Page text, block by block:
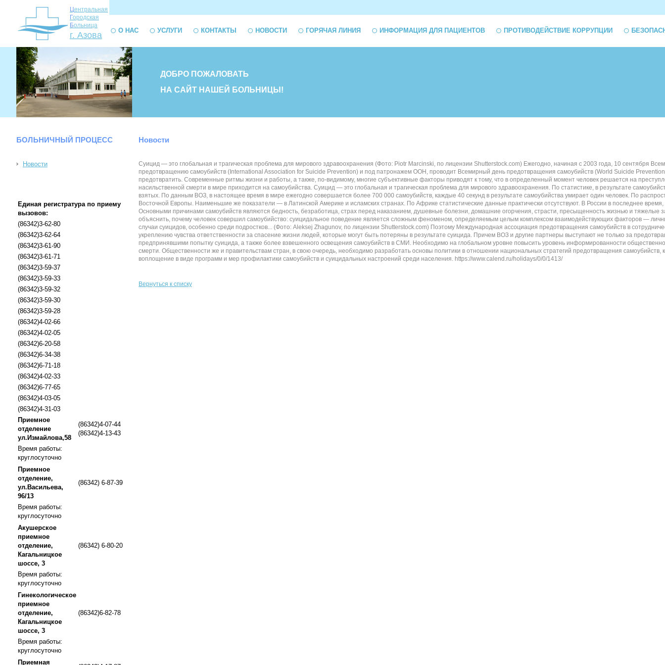
Центральная
Городская
Больница
г. Азова О НАС УСЛУГИ КОНТАКТЫ НОВОСТИ ГОРЯЧАЯ ЛИНИЯ ИНФОРМАЦИЯ ДЛЯ ПАЦИЕНТОВ ПРОТИВОДЕЙСТВИЕ КОРРУПЦИИ
ДОБРО ПОЖАЛОВАТЬ
НА САЙТ НАШЕЙ БОЛЬНИЦЫ!
БОЛЬНИЧНЫЙ ПРОЦЕСС
Новости
Единая регистратура по приему
вызовов:
(86342)3-62-80
(86342)3-62-64
(86342)3-61-90
(86342)3-61-71
(86342)3-59-37
(86342)3-59-33
(86342)3-59-32
(86342)3-59-30
(86342)3-59-28
(86342)4-02-66
(86342)4-02-05
(86342)6-20-58
(86342)6-34-38
(86342)6-71-18
(86342)4-02-33
(86342)6-77-65
(86342)4-03-05
(86342)4-31-03
Приемное
отделение
ул.Измайлова,58
(86342)4-07-44
(86342)4-13-43
Время работы:
круглосуточно
Приемное
отделение,
ул.Васильева,
96/13
(86342) 6-87-39
Время работы:
круглосуточно
Акушерское
приемное
отделение,
Кагальницкое
шоссе, 3
(86342) 6-80-20
Время работы:
круглосуточно
Гинекологическое
приемное
отделение,
Кагальницкое
шоссе, 3
(86342)6-82-78
Время работы:
круглосуточно
Приемная
Новости
Суицид — это глобальная и трагическая проблема для мирового здравоохранения (Фото: Piotr Marcinski, по лицензии Shutterstock.com) Ежегодно, начиная с 2003 года, 10 сентября
предотвращению самоубийств (International Association for Suicide Prevention) и под патронажем ООН, проводит Всемирный день предотвращения самоубийств (World Suicide
предотвратить. Современные ритмы жизни и работы, а также, по-видимому, многие субъективные факторы приводят к тому, что в определенный момент человек решается на
насильственной смерти в мире приходится на самоубийства. Суицид — это глобальная и трагическая проблема для мирового здравоохранения. По статистике, в результате
взятых. По данным ВОЗ, в настоящее время в мире ежегодно совершается более 700 000 самоубийств, каждые 40 секунд в результате самоубийства умирает один человек. По
Восточной Европы. Наименьшие же показатели — в Латинской Америке и исламских странах. По Африке статистические данные практически отсутствуют. В России в последнее
Основными причинами самоубийств являются бедность, безработица, страх перед наказанием, душевные болезни, домашние огорчения, страсти, пресыщенность жизнью и
объяснить, почему человек совершил самоубийство: суицидальное поведение является сложным феноменом, определяемым целым комплексом взаимодействующих факторов —
случаи суицидов, особенно среди подростков... (Фото: Aleksej Zhagunov, по лицензии Shutterstock.com) Поэтому Международная ассоциация предотвращения самоубийств в
укреплению чувства ответственности за спасение жизни людей, которые могут быть потеряны в результате суицида. Причем ВОЗ и другие партнеры выступают не только за
предпринявшими попытку суицида, а также более взвешенного освещения самоубийств в СМИ. Необходимо на глобальном уровне повысить уровень информированности
смерти. Общественности же и правительствам стран, в свою очередь, необходимо разработать основы политики в отношении национальных стратегий предотвращения
воплощение в виде программ и мер профилактики самоубийств и суицидальных настроений среди населения. https://www.calend.ru/holidays/0/0/1413/
Вернуться к списку